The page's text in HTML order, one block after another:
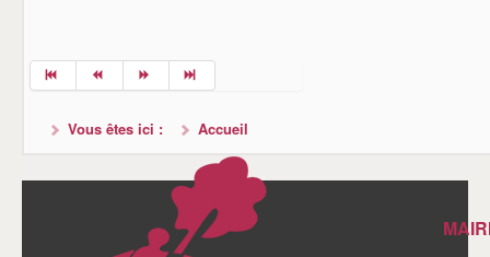
Vous êtes ici : Accueil